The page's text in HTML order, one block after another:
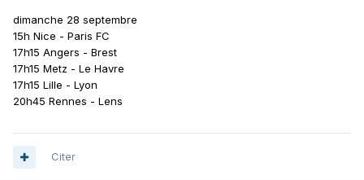
dimanche 28 septembre
15h Nice - Paris FC
17h15 Angers - Brest
17h15 Metz - Le Havre
17h15 Lille - Lyon
20h45 Rennes - Lens
Citer